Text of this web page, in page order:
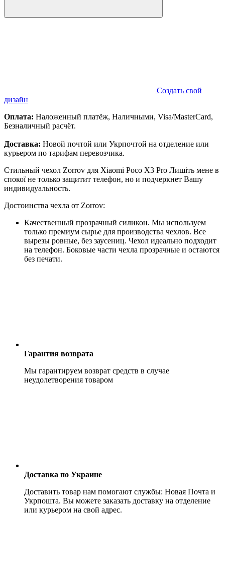
Создать свой
дизайн
Оплата: Наложенный платёж, Наличными, Visa/MasterCard,
Безналичный расчёт.
Доставка: Новой почтой или Укрпочтой на отделение или
курьером по тарифам перевозчика.
Стильный чехол Zorrov для Xiaomi Poco X3 Pro Лишіть мене в
спокої не только защитит телефон, но и подчеркнет Вашу
индивидуальность.
Достоинства чехла от Zorrov:
Качественный прозрачный силикон. Мы используем
только премиум сырье для производства чехлов. Все
вырезы ровные, без заусениц. Чехол идеально подходит
на телефон. Боковые части чехла прозрачные и остаются
без печати.
Гарантия возврата
Мы гарантируем возврат средств в случае
неудолетворения товаром
Доставка по Украине
Доставить товар нам помогают службы: Новая Почта и
Укрпошта. Вы можете заказать доставку на отделение
или курьером на свой адрес.